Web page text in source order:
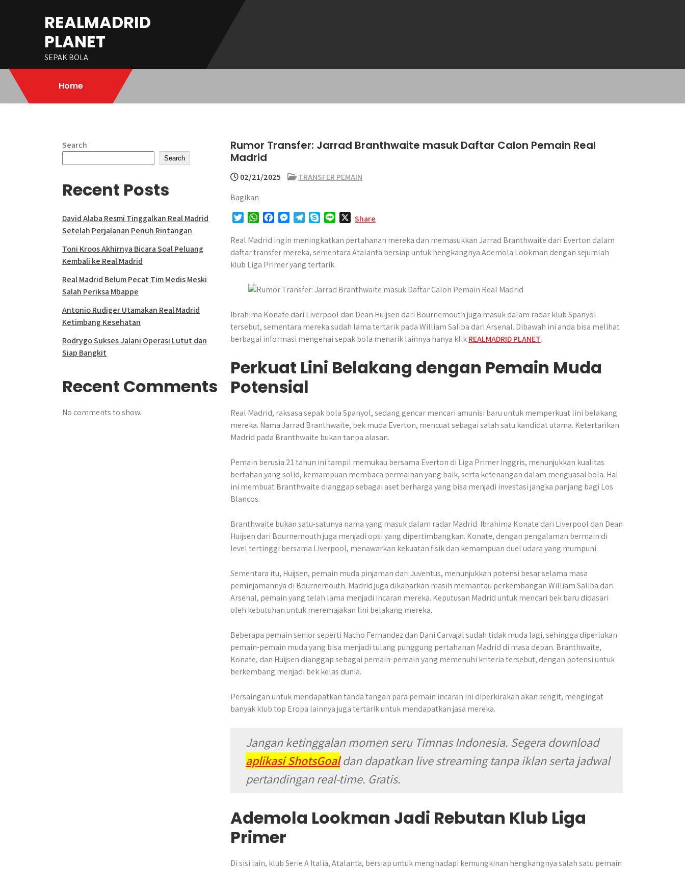
REALMADRID
PLANET
SEPAK BOLA
Home
Rumor Transfer: Jarrad Branthwaite masuk Daftar Calon Pemain Real
Madrid
02/21/2025
TRANSFER PEMAIN
Bagikan
i
t
t
W
a
t
s
p
p
c
e
b
k
s
s
e
e
l
e
g
m
y
p
e
n
e
Share
Real Madrid ingin meningkatkan pertahanan mereka dan memasukkan Jarrad Branthwaite dari Everton dalam
daftar transfer mereka, sementara Atalanta bersiap untuk hengkangnya Ademola Lookman dengan sejumlah
klub Liga Primer yang tertarik.
Ibrahima Konate dari Liverpool dan Dean Huijsen dari Bournemouth juga masuk dalam radar klub Spanyol
tersebut, sementara mereka sudah lama tertarik pada William Saliba dari Arsenal. Dibawah ini anda bisa melihat
berbagai informasi mengenai sepak bola menarik lainnya hanya klikREALMADRID PLANET.
Perkuat Lini Belakang dengan Pemain Muda
Potensial
Real Madrid, raksasa sepak bola Spanyol, sedang gencar mencari amunisi baru untuk memperkuat lini belakang
mereka. Nama Jarrad Branthwaite, bek muda Everton, mencuat sebagai salah satu kandidat utama. Ketertarikan
Madrid pada Branthwaite bukan tanpa alasan.
Pemain berusia 21 tahun ini tampil memukau bersama Everton di Liga Primer Inggris, menunjukkan kualitas
bertahan yang solid, kemampuan membaca permainan yang baik, serta ketenangan dalam menguasai bola. Hal
ini membuat Branthwaite dianggap sebagai aset berharga yang bisa menjadi investasi jangka panjang bagi Los
Blancos.
Branthwaite bukan satu-satunya nama yang masuk dalam radar Madrid. Ibrahima Konate dari Liverpool dan Dean
Huijsen dari Bournemouth juga menjadi opsi yang dipertimbangkan. Konate, dengan pengalaman bermain di
level tertinggi bersama Liverpool, menawarkan kekuatan fisik dan kemampuan duel udara yang mumpuni.
Sementara itu, Huijsen, pemain muda pinjaman dari Juventus, menunjukkan potensi besar selama masa
peminjamannya di Bournemouth. Madrid juga dikabarkan masih memantau perkembangan William Saliba dari
Arsenal, pemain yang telah lama menjadi incaran mereka. Keputusan Madrid untuk mencari bek baru didasari
oleh kebutuhan untuk meremajakan lini belakang mereka.
Beberapa pemain senior seperti Nacho Fernandez dan Dani Carvajal sudah tidak muda lagi, sehingga diperlukan
pemain-pemain muda yang bisa menjadi tulang punggung pertahanan Madrid di masa depan. Branthwaite,
Konate, dan Huijsen dianggap sebagai pemain-pemain yang memenuhi kriteria tersebut, dengan potensi untuk
berkembang menjadi bek kelas dunia.
Persaingan untuk mendapatkan tanda tangan para pemain incaran ini diperkirakan akan sengit, mengingat
banyak klub top Eropa lainnya juga tertarik untuk mendapatkan jasa mereka.
Jangan ketinggalan momen seru Timnas Indonesia. Segera download
aplikasi ShotsGoaldan dapatkan live streaming tanpa iklan serta jadwal
pertandingan real-time. Gratis.
Ademola Lookman Jadi Rebutan Klub Liga
Primer
Di sisi lain, klub Serie A Italia, Atalanta, bersiap untuk menghadapi kemungkinan hengkangnya salah satu pemain
Search
Search
Recent Posts
David Alaba Resmi Tinggalkan Real Madrid
Setelah Perjalanan Penuh Rintangan
Toni Kroos Akhirnya Bicara Soal Peluang
Kembali ke Real Madrid
Real Madrid Belum Pecat Tim Medis Meski
Salah Periksa Mbappe
Antonio Rudiger Utamakan Real Madrid
Ketimbang Kesehatan
Rodrygo Sukses Jalani Operasi Lutut dan
Siap Bangkit
Recent Comments
No comments to show.